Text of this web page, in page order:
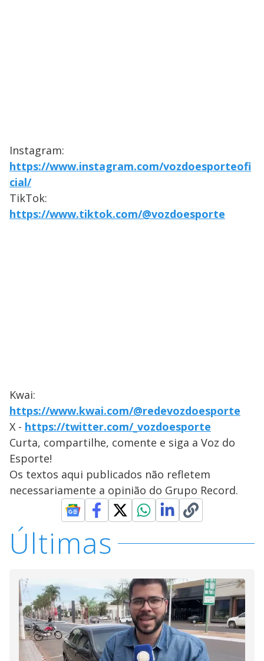
Instagram:
https://www.instagram.com/vozdoesporteofi
cial/
TikTok:
https://www.tiktok.com/@vozdoesporte
Kwai:
https://www.kwai.com/@redevozdoesporte
X - https://twitter.com/_vozdoesporte
Curta, compartilhe, comente e siga a Voz do
Esporte!
Os textos aqui publicados não refletem
necessariamente a opinião do Grupo Record.
Últimas